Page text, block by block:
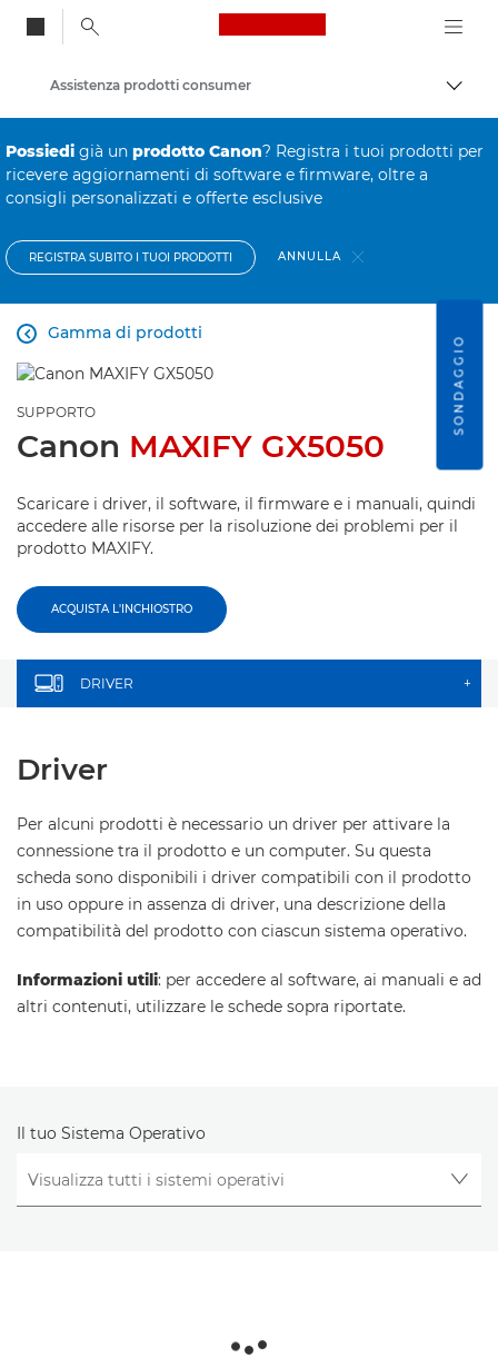
Canon Logo, back
Assistenza prodotti consumer
Possiedi già un prodotto Canon? Registra i tuoi prodotti per
ricevere aggiornamenti di software e firmware, oltre a
consigli personalizzati e offerte esclusive
REGISTRA SUBITO I TUOI PRODOTTI ANNULLA
Gamma di prodotti

SUPPORTO
Canon MAXIFY GX5050
Scaricare i driver, il software, il firmware e i manuali, quindi
accedere alle risorse per la risoluzione dei problemi per il
prodotto MAXIFY.
ACQUISTA L'INCHIOSTRO
DRIVER +
Driver
Per alcuni prodotti è necessario un driver per attivare la
connessione tra il prodotto e un computer. Su questa
scheda sono disponibili i driver compatibili con il prodotto
in uso oppure in assenza di driver, una descrizione della
compatibilità del prodotto con ciascun sistema operativo.
Informazioni utili: per accedere al software, ai manuali e ad
altri contenuti, utilizzare le schede sopra riportate.
Il tuo Sistema Operativo
SONDAGGIO